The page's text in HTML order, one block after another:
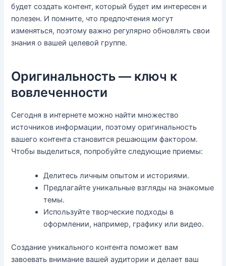
будет создать контент, который будет им интересен и
полезен. И помните, что предпочтения могут
изменяться, поэтому важно регулярно обновлять свои
знания о вашей целевой группе.
Оригинальность — ключ к
вовлеченности
Сегодня в интернете можно найти множество
источников информации, поэтому оригинальность
вашего контента становится решающим фактором.
Чтобы выделиться, попробуйте следующие приемы:
Делитесь личным опытом и историями.
Предлагайте уникальные взгляды на знакомые
темы.
Используйте творческие подходы в
оформлении, например, графику или видео.
Создание уникального контента поможет вам
завоевать внимание вашей аудитории и делает ваш